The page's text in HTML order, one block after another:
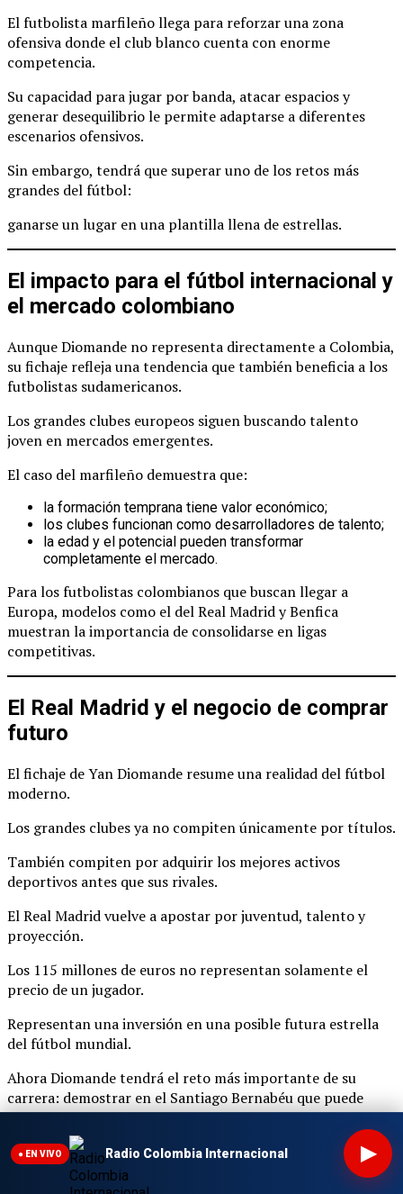
El futbolista marfileño llega para reforzar una zona
ofensiva donde el club blanco cuenta con enorme
competencia.
Su capacidad para jugar por banda, atacar espacios y
generar desequilibrio le permite adaptarse a diferentes
escenarios ofensivos.
Sin embargo, tendrá que superar uno de los retos más
grandes del fútbol:
ganarse un lugar en una plantilla llena de estrellas.
El impacto para el fútbol internacional y
el mercado colombiano
Aunque Diomande no representa directamente a Colombia,
su fichaje refleja una tendencia que también beneficia a los
futbolistas sudamericanos.
Los grandes clubes europeos siguen buscando talento
joven en mercados emergentes.
El caso del marfileño demuestra que:
la formación temprana tiene valor económico;
los clubes funcionan como desarrolladores de talento;
la edad y el potencial pueden transformar
completamente el mercado.
Para los futbolistas colombianos que buscan llegar a
Europa, modelos como el del Real Madrid y Benfica
muestran la importancia de consolidarse en ligas
competitivas.
El Real Madrid y el negocio de comprar
futuro
El fichaje de Yan Diomande resume una realidad del fútbol
moderno.
Los grandes clubes ya no compiten únicamente por títulos.
También compiten por adquirir los mejores activos
deportivos antes que sus rivales.
El Real Madrid vuelve a apostar por juventud, talento y
proyección.
Los 115 millones de euros no representan solamente el
precio de un jugador.
Representan una inversión en una posible futura estrella
del fútbol mundial.
Ahora Diomande tendrá el reto más importante de su
carrera: demostrar en el Santiago Bernabéu que puede
convertir una cifra histórica en rendimiento deportivo.
Sigue el fútbol internacional en RCI
● EN VIVO Radio Colombia Internacional ▶